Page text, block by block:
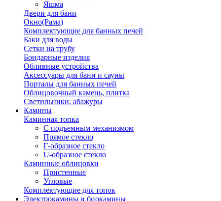
Яшма
Двери для бани
Окно(Рама)
Комплектующие для банных печей
Баки для воды
Сетки на трубу
Бондарные изделия
Обливные устройства
Аксессуары для бани и сауны
Порталы для банных печей
Облицовочный камень, плитка
Светильники, абажуры
Камины
Каминная топка
С подъемным механизмом
Прямое стекло
Г-образное стекло
U-образное стекло
Каминные облицовки
Пристенные
Угловые
Комплектующие для топок
Электрокамины и биокамины